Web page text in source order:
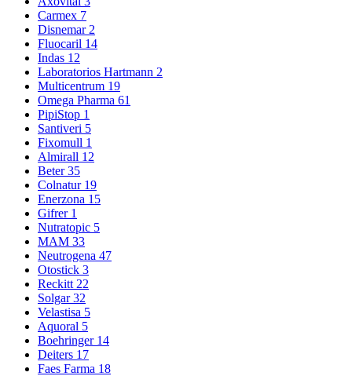
Carmex 7
Disnemar 2
Fluocaril 14
Indas 12
Laboratorios Hartmann 2
Multicentrum 19
Omega Pharma 61
PipiStop 1
Santiveri 5
Fixomull 1
Almirall 12
Beter35
Colnatur 19
Enerzona 15
Gifrer 1
Nutratopic 5
MAM 33
Neutrogena 47
Otostick 3
Reckitt 22
Solgar32
Velastisa 5
Aquoral 5
Boehringer 14
Deiters 17
Faes Farma 18